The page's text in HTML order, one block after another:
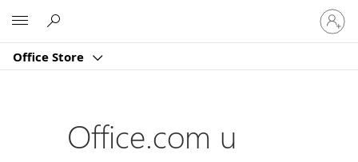
Office Store
Prijavite
se
u
račun
Office.com u